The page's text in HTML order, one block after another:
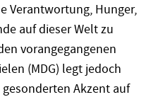
Verantwortung, Hunger,
auf dieser Welt zu
vorangegangenen
(MDG) legt jedoch
Akzent auf